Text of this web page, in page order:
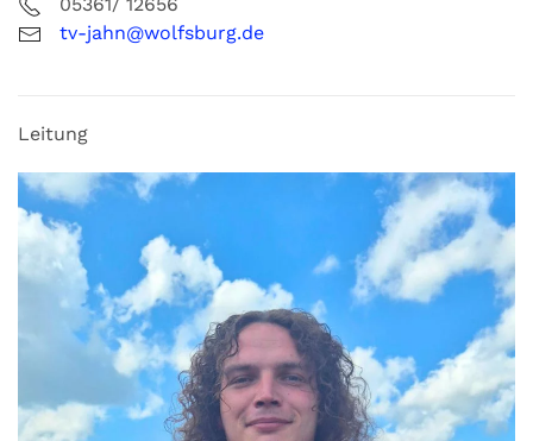
05361/ 12656
tv-jahn@wolfsburg.de
Leitung